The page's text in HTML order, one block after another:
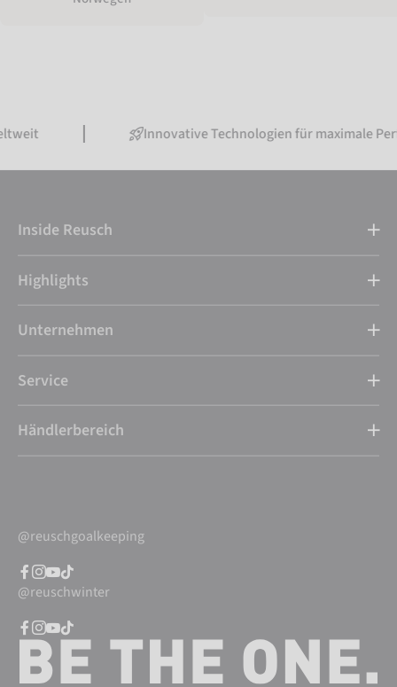
Innovative Technologien für maximale Performance
Inside Reusch
Highlights
Unternehmen
Service
Händlerbereich
@reuschgoalkeeping
@reuschwinter